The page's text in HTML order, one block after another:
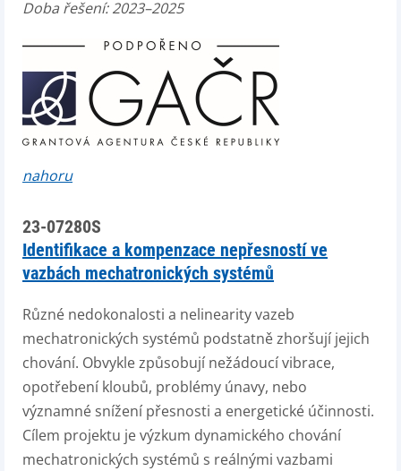
Doba řešení: 2023–2025
nahoru
23-07280S
Identifikace a kompenzace nepřesností ve
vazbách mechatronických systémů
Různé nedokonalosti a nelinearity vazeb
mechatronických systémů podstatně zhoršují jejich
chování. Obvykle způsobují nežádoucí vibrace,
opotřebení kloubů, problémy únavy, nebo
významné snížení přesnosti a energetické účinnosti.
Cílem projektu je výzkum dynamického chování
mechatronických systémů s reálnými vazbami